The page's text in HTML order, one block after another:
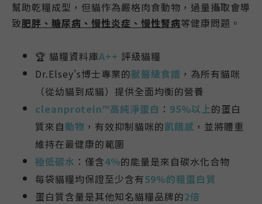
幫助乾糧成型，但貓作為嚴格肉食動物，過量攝取會導
致肥胖、糖尿病、 慢性炎症 、 慢性腎病等健康問題 。
🏆 貓糧資料庫A++ 評級貓糧
Dr.Elsey's博士專業的獸醫級食譜 ， 為所有貓咪
（從幼貓到成貓）提供全面均衡的營養
cleanprotein™高純淨蛋白 ： 95%以上的蛋白
質來自動物 ，有效抑制貓咪的飢餓感 ，並將體重
維持在最健康的範圍
極低碳水 ：僅含4％的能量是來自碳水化合物
每袋貓糧均保證至少含有59%的粗蛋白質
蛋白質含量是其他知名貓糧品牌的2倍